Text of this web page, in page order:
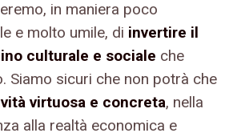
in maniera poco
e molto umile, di invertire il
culturale e sociale che
Siamo sicuri che non potrà che
virtuosa e concreta, nella
alla realtà economica e